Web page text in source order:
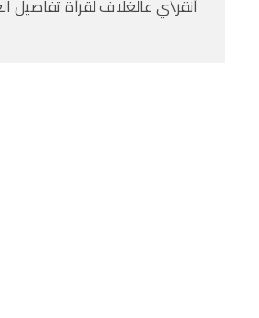
أنقر\ي عالغلاف لقرأة تفاصيل